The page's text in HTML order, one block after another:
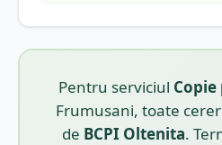
Pentru serviciul
Frumusani, toate
de BCPI Oltenita.